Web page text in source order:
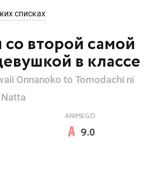
второй самой
в классе
списках
Onnanoko to Tomodachi ni
Natta
ANIMEGO
9.0